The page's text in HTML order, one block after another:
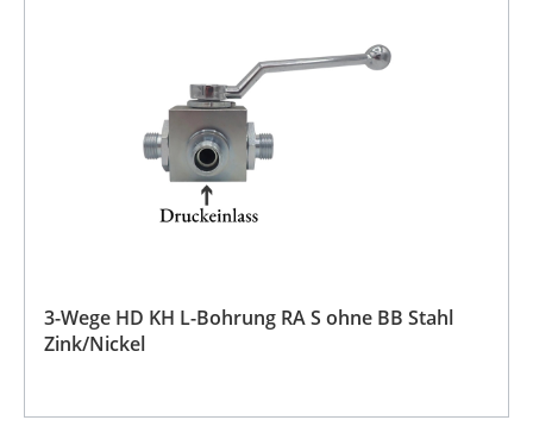
3-Wege HD KH L-Bohrung RA S ohne BB Stahl
Zink/Nickel